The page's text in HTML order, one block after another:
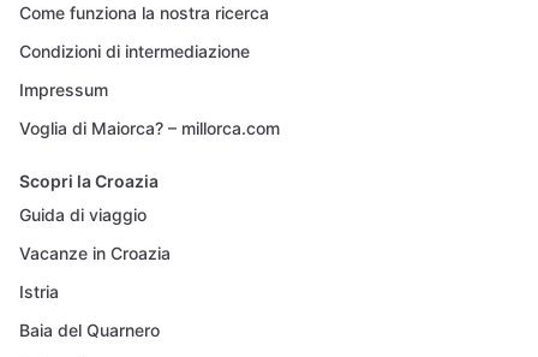
Come funziona la nostra ricerca
Condizioni di intermediazione
Impressum
Voglia di Maiorca? – millorca.com
Scopri la Croazia
Guida di viaggio
Vacanze in Croazia
Istria
Baia del Quarnero